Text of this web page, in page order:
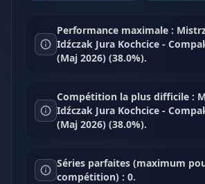
Performance maximale :
Idźczak Jura Kochcice -
(Maj 2026) (38.0%).
Compétition la plus difficile :
Idźczak Jura Kochcice -
(Maj 2026) (38.0%).
Séries parfaites (maximum
compétition) : 0.